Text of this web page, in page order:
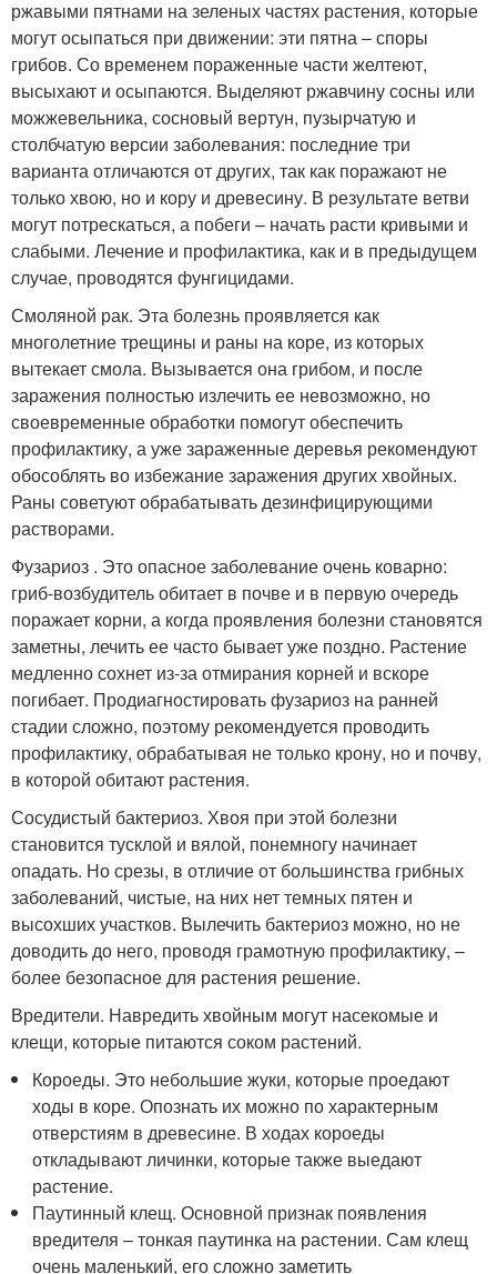
ржавыми пятнами на зеленых частях растения, которые
могут осыпаться при движении: эти пятна – споры
грибов. Со временем пораженные части желтеют,
высыхают и осыпаются. Выделяют ржавчину сосны или
можжевельника, сосновый вертун, пузырчатую и
столбчатую версии заболевания: последние три
варианта отличаются от других, так как поражают не
только хвою, но и кору и древесину. В результате ветви
могут потрескаться, а побеги – начать расти кривыми и
слабыми. Лечение и профилактика, как и в предыдущем
случае, проводятся фунгицидами.
Смоляной рак. Эта болезнь проявляется как
многолетние трещины и раны на коре, из которых
вытекает смола. Вызывается она грибом, и после
заражения полностью излечить ее невозможно, но
своевременные обработки помогут обеспечить
профилактику, а уже зараженные деревья рекомендуют
обособлять во избежание заражения других хвойных.
Раны советуют обрабатывать дезинфицирующими
растворами.
Фузариоз . Это опасное заболевание очень коварно:
гриб-возбудитель обитает в почве и в первую очередь
поражает корни, а когда проявления болезни становятся
заметны, лечить ее часто бывает уже поздно. Растение
медленно сохнет из-за отмирания корней и вскоре
погибает. Продиагностировать фузариоз на ранней
стадии сложно, поэтому рекомендуется проводить
профилактику, обрабатывая не только крону, но и почву,
в которой обитают растения.
Сосудистый бактериоз. Хвоя при этой болезни
становится тусклой и вялой, понемногу начинает
опадать. Но срезы, в отличие от большинства грибных
заболеваний, чистые, на них нет темных пятен и
высохших участков. Вылечить бактериоз можно, но не
доводить до него, проводя грамотную профилактику, –
более безопасное для растения решение.
Вредители. Навредить хвойным могут насекомые и
клещи, которые питаются соком растений.
Короеды. Это небольшие жуки, которые проедают
ходы в коре. Опознать их можно по характерным
отверстиям в древесине. В ходах короеды
откладывают личинки, которые также выедают
растение.
Паутинный клещ. Основной признак появления
вредителя – тонкая паутинка на растении. Сам клещ
очень маленький, его сложно заметить